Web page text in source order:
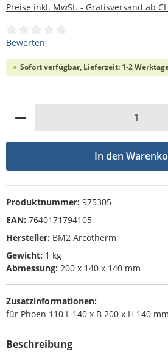
Preise inkl. MwSt. - Gratisversand ab
Durchschnittliche Bewertung von 0 von
Bewerten
Sofort verfügbar, Lieferzeit: 1-2
Produkt Anzahl: Gib
In den
Produktnummer: 975305
EAN: 7640171794105
Hersteller: BM2 Arcotherm
Gewicht: 1 kg
Abmessung: 200 x 140 x 140 mm
Zusatzinformationen:
für Phoen 110 L 140 x B 200 x H 140
Beschreibung